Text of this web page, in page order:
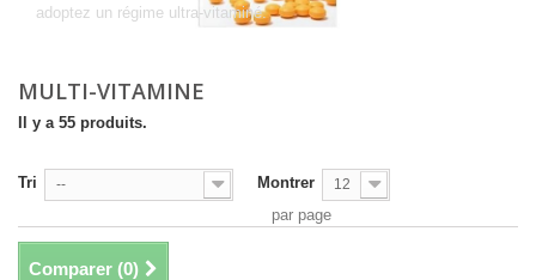
adoptez un régime ultra-vitaminé.
MULTI-VITAMINE
Il y a 55 produits.
Tri -- Montrer 12
par page
Comparer (0)